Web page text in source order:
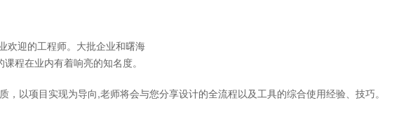
迎的工程师。大批企业和曙海
程在业内有着响亮的知名度。
以项目实现为导向,老师将会与您分享设计的全流程以及工具的综合使用经验、技巧。